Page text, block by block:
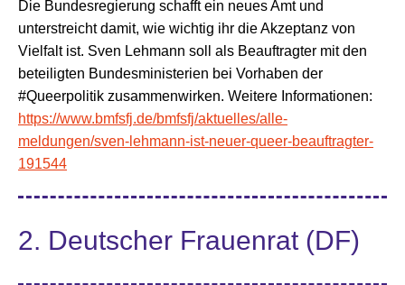
Die Bundesregierung schafft ein neues Amt und
unterstreicht damit, wie wichtig ihr die Akzeptanz von
Vielfalt ist. Sven Lehmann soll als Beauftragter mit den
beteiligten Bundesministerien bei Vorhaben der
#Queerpolitik zusammenwirken. Weitere Informationen:
https://www.bmfsfj.de/bmfsfj/aktuelles/alle-
meldungen/sven-lehmann-ist-neuer-queer-beauftragter-
191544
2. Deutscher Frauenrat (DF)